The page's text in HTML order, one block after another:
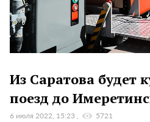
Из Саратова будет
поезд до
6 июля 2022, 15:23 5721